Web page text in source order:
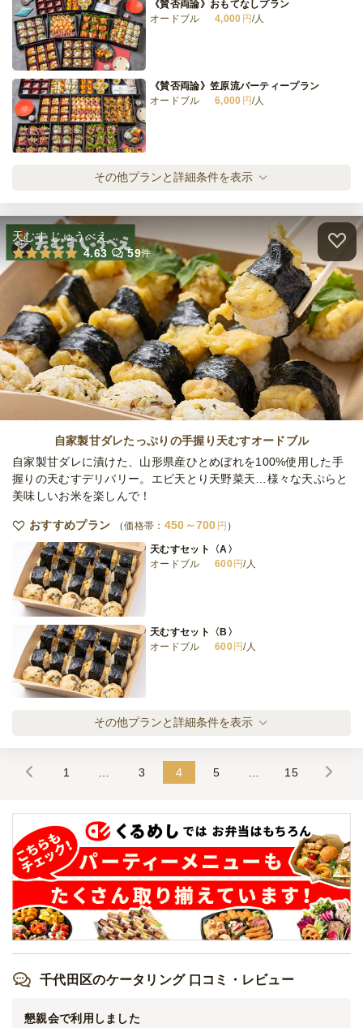
《賛否両論》おもてなしプラン
オードブル
4,000 円/人
《賛否両論》笠原流パーティープラン
オードブル
6,000 円/人
全てのプランを見る（2件）
締切 2日前13時
最低ご注文金額 36,000 円
その他プランと詳細条件を表示
天むす じゅうべえ
4.63
59件
自家製甘ダレたっぷりの手握り天むすオードブル
自家製甘ダレに漬けた、山形県産ひとめぼれを100%使用した手
握りの天むすデリバリー。エビ天とり天野菜天…様々な天ぷらと
美味しいお米を楽しんで！
おすすめプラン 価格帯： 450～700 円
天むすセット〈A〉
オードブル
600 円/人
天むすセット〈B〉
オードブル
600円/人
天むすセット〈C〉
オードブル
600円/人
オードブル
700円/人
贅沢天むすセット〈Ｂ〉
オードブル
700 円 /人
オードブル
450 円/人
その他プランと詳細条件を表示
1 3 4 5 15
千代田区のケータリング 口コミ・レビュー
懇親会で利用しました